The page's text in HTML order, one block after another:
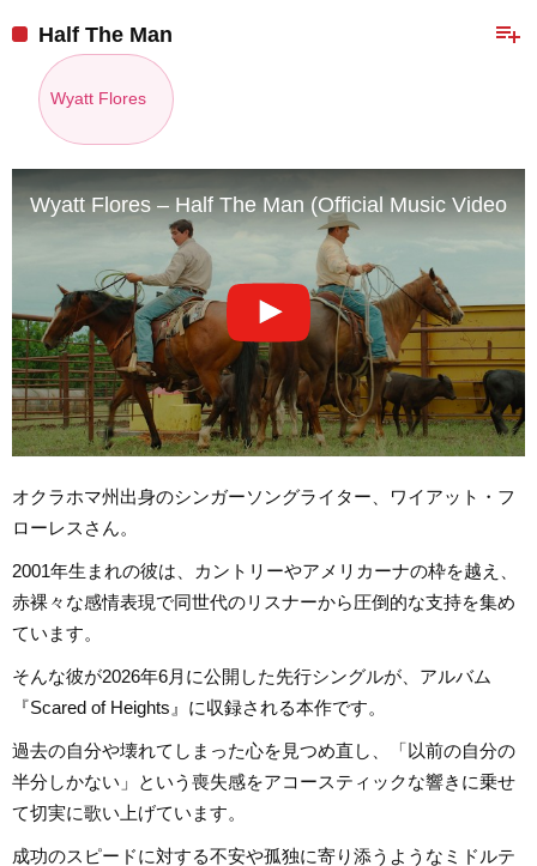
playlist_add
Half The Man
Wyatt Flores
Wyatt Flores – Half The Man (Official Music Video)
オクラホマ州出身のシンガーソングライター、ワイアット・フ
ローレスさん。
2001年生まれの彼は、カントリーやアメリカーナの枠を越え、
赤裸々な感情表現で同世代のリスナーから圧倒的な支持を集め
ています。
そんな彼が2026年6月に公開した先行シングルが、アルバム
『Scared of Heights』に収録される本作です。
過去の自分や壊れてしまった心を見つめ直し、「以前の自分の
半分しかない」という喪失感をアコースティックな響きに乗せ
て切実に歌い上げています。
成功のスピードに対する不安や孤独に寄り添うようなミドルテ